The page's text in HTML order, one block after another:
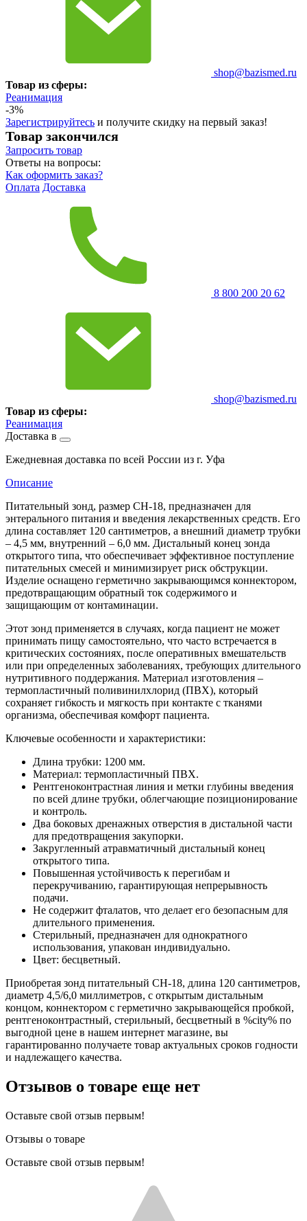
shop@bazismed.ru
Товар из сферы:
Реанимация
-3%
Зарегистрируйтесь и получите скидку на первый заказ!
Товар закончился
Запросить товар
Ответы на вопросы:
Как оформить заказ?
Оплата Доставка
8 800 200 20 62
shop@bazismed.ru
Товар из сферы:
Реанимация
Доставка в
Ежедневная доставка по всей России из г. Уфа
Описание
Питательный зонд, размер CH-18, предназначен для
энтерального питания и введения лекарственных средств. Его
длина составляет 120 сантиметров, а внешний диаметр трубки
– 4,5 мм, внутренний – 6,0 мм. Дистальный конец зонда
открытого типа, что обеспечивает эффективное поступление
питательных смесей и минимизирует риск обструкции.
Изделие оснащено герметично закрывающимся коннектором,
предотвращающим обратный ток содержимого и
защищающим от контаминации.
Этот зонд применяется в случаях, когда пациент не может
принимать пищу самостоятельно, что часто встречается в
критических состояниях, после оперативных вмешательств
или при определенных заболеваниях, требующих длительного
нутритивного поддержания. Материал изготовления –
термопластичный поливинилхлорид (ПВХ), который
сохраняет гибкость и мягкость при контакте с тканями
организма, обеспечивая комфорт пациента.
Ключевые особенности и характеристики:
Длина трубки: 1200 мм.
Материал: термопластичный ПВХ.
Рентгеноконтрастная линия и метки глубины введения
по всей длине трубки, облегчающие позиционирование
и контроль.
Два боковых дренажных отверстия в дистальной части
для предотвращения закупорки.
Закругленный атравматичный дистальный конец
открытого типа.
Повышенная устойчивость к перегибам и
перекручиванию, гарантирующая непрерывность
подачи.
Не содержит фталатов, что делает его безопасным для
длительного применения.
Стерильный, предназначен для однократного
использования, упакован индивидуально.
Цвет: бесцветный.
Приобретая зонд питательный CH-18, длина 120 сантиметров,
диаметр 4,5/6,0 миллиметров, с открытым дистальным
концом, коннектором с герметично закрывающейся пробкой,
рентгеноконтрастный, стерильный, бесцветный в %city% по
выгодной цене в нашем интернет магазине, вы
гарантированно получаете товар актуальных сроков годности
и надлежащего качества.
Отзывов о товаре еще нет
Оставьте свой отзыв первым!
Отзывы о товаре
Оставьте свой отзыв первым!